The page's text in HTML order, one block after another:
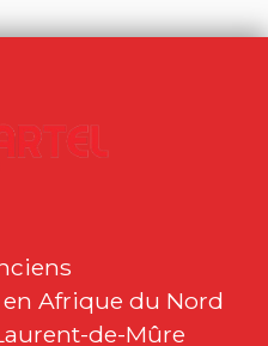
Afrique du Nord
de-Mûre